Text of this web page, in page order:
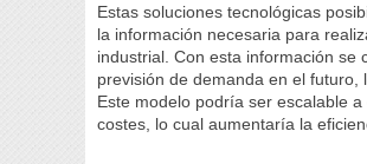
Estas soluciones tecnológicas
la información necesaria para
industrial. Con esta información se
previsión de demanda en el futuro,
Este modelo podría ser escalable
costes, lo cual aumentaría la